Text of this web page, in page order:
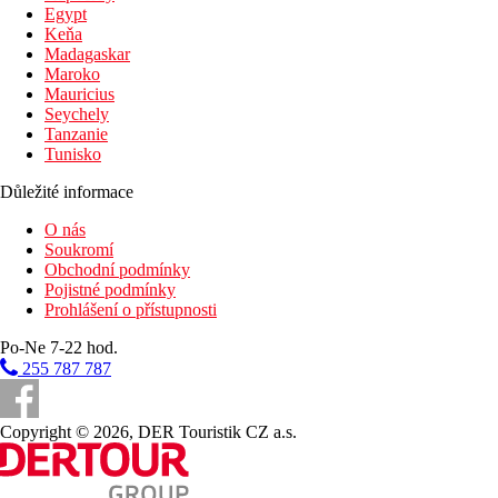
Egypt
Keňa
Madagaskar
Maroko
Mauricius
Seychely
Tanzanie
Tunisko
Důležité informace
O nás
Soukromí
Obchodní podmínky
Pojistné podmínky
Prohlášení o přístupnosti
Po-Ne 7-22 hod.
255 787 787
Copyright © 2026, DER Touristik CZ a.s.